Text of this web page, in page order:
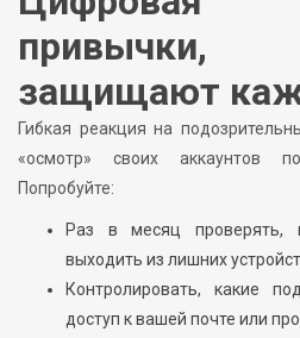
привычки,
защищают
Гибкая реакция на
«осмотр» своих аккаунтов
Попробуйте:
Раз в месяц проверять,
выходить из лишних
Контролировать, какие
доступ к вашей почте или